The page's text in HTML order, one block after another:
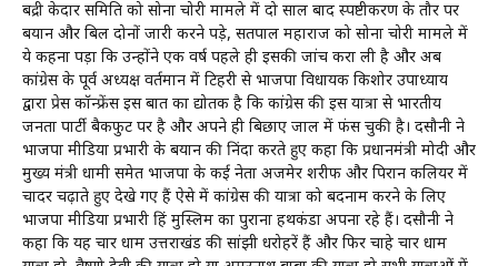
बद्री केदार समिति को सोना चोरी मामले में दो साल बाद स्पष्टीकरण के तौर पर
बयान और बिल दोनों जारी करने पड़े, सतपाल महाराज को सोना चोरी मामले में
ये कहना पड़ा कि उन्होंने एक वर्ष पहले ही इसकी जांच करा ली है और अब
कांग्रेस के पूर्व अध्यक्ष वर्तमान में टिहरी से भाजपा विधायक किशोर उपाध्याय
द्वारा प्रेस कॉन्फ्रेंस इस बात का द्योतक है कि कांग्रेस की इस यात्रा से भारतीय
जनता पार्टी बैकफुट पर है और अपने ही बिछाए जाल में फंस चुकी है। दसौनी ने
भाजपा मीडिया प्रभारी के बयान की निंदा करते हुए कहा कि प्रधानमंत्री मोदी और
मुख्य मंत्री धामी समेत भाजपा के कई नेता अजमेर शरीफ और पिरान कलियर में
चादर चढ़ाते हुए देखे गए हैं ऐसे में कांग्रेस की यात्रा को बदनाम करने के लिए
भाजपा मीडिया प्रभारी हिंदू मुस्लिम का पुराना हथकंडा अपना रहे हैं। दसौनी ने
कहा कि यह चार धाम उत्तराखंड की सांझी धरोहरें हैं और फिर चाहे चार धाम